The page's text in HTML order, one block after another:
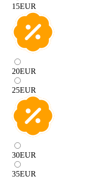
15EUR
20EUR
25EUR
30EUR
35EUR